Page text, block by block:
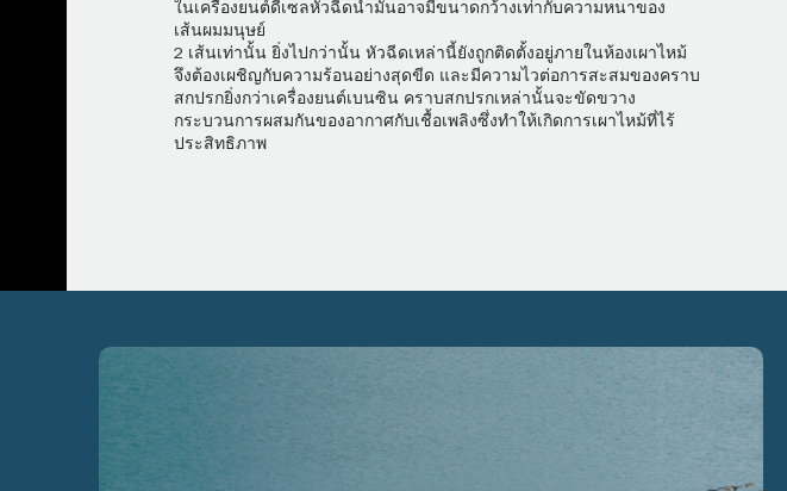
ในเครื่องยนต์ดีเซลหัวฉีดน้ำมันอาจมีขนาดกว้างเท่ากับความหนาของ
เส้นผมมนุษย์
2 เส้นเท่านั้น ยิ่งไปกว่านั้น หัวฉีดเหล่านี้ยังถูกติดตั้งอยู่ภายในห้องเผาไหม้
จึงต้องเผชิญกับความร้อนอย่างสุดขีด และมีความไวต่อการสะสมของคราบ
สกปรกยิ่งกว่าเครื่องยนต์เบนซิน คราบสกปรกเหล่านั้นจะขัดขวาง
กระบวนการผสมกันของอากาศกับเชื้อเพลิงซึ่งทำให้เกิดการเผาไหม้ที่ไร้
ประสิทธิภาพ